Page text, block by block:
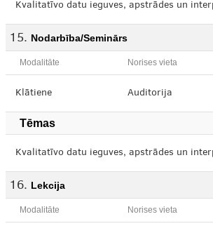
Kvalitatīvo datu ieguves, apstrādes un
Nodarbība/Seminārs
Modalitāte Norises vieta
Klātiene Auditorija
Tēmas
Kvalitatīvo datu ieguves, apstrādes un
Lekcija
Modalitāte Norises vieta